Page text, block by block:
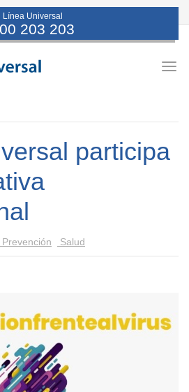
Línea Universal
203 203
participa
Prevención Salud